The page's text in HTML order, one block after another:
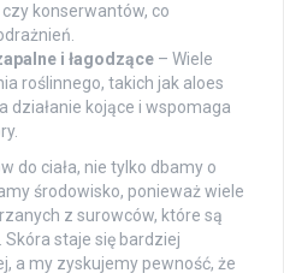
konserwantów, co
i łagodzące – Wiele
roślinnego, takich jak aloes
działanie kojące i wspomaga
do ciała, nie tylko dbamy o
środowisko, ponieważ wiele
z surowców, które są
staje się bardziej
a my zyskujemy pewność, że